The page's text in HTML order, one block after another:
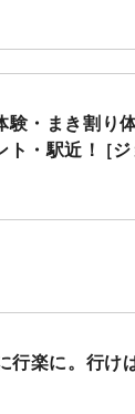
験・まき割り
ト・駅近！ [ジ
行楽に。行け